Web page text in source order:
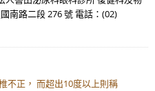
南路二段 276 號 電話：(02)
不正， 而超出10度以上則稱